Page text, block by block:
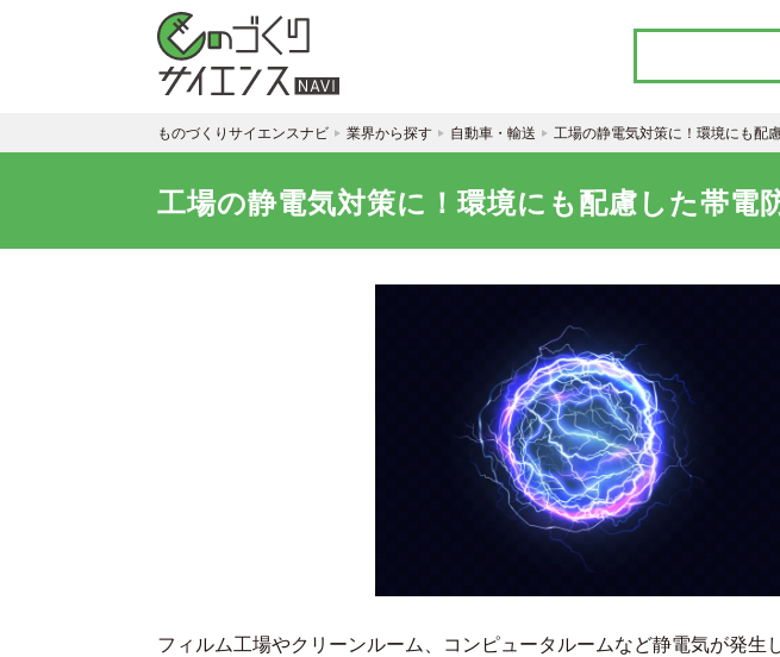
ものづくりサイエンスナビ 業界から探す 自動車・輸送 工場の静電気対策に！環境にも配
工場の静電気対策に！環境にも配慮した帯電
フィルム工場やクリーンルーム、コンピュータルームなど静電気が発生